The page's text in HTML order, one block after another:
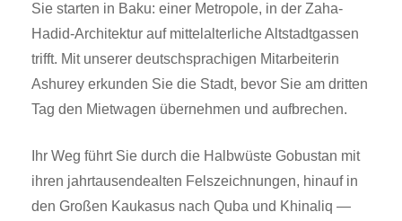
Sie starten in Baku: einer Metropole, in der Zaha-
Hadid-Architektur auf mittelalterliche Altstadtgassen
trifft. Mit unserer deutschsprachigen Mitarbeiterin
Ashurey erkunden Sie die Stadt, bevor Sie am dritten
Tag den Mietwagen übernehmen und aufbrechen.
Ihr Weg führt Sie durch die Halbwüste Gobustan mit
ihren jahrtausendealten Felszeichnungen, hinauf in
den Großen Kaukasus nach Quba und Khinaliq —